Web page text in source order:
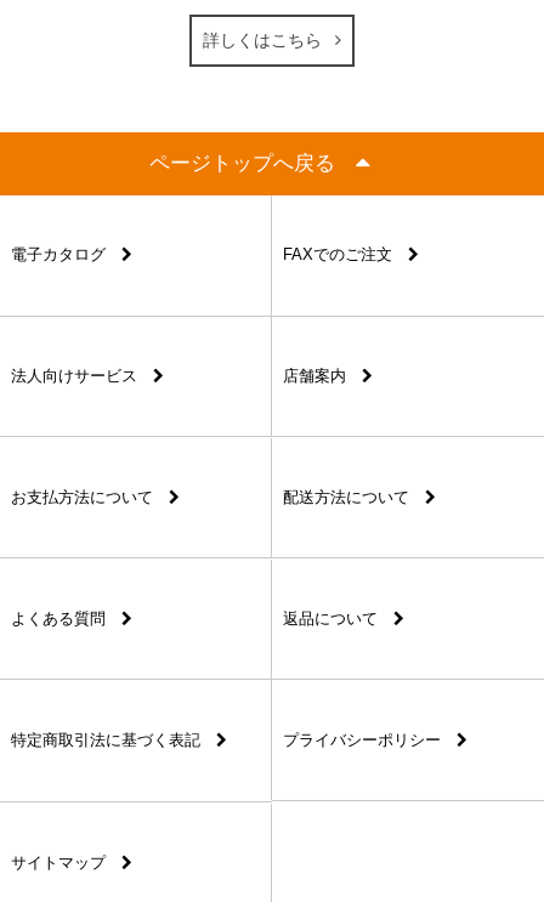
詳しくはこちら
ページトップへ戻る
電子カタログ FAXでのご注文
法人向けサービス 店舗案内
お支払方法について 配送方法について
よくある質問 返品について
特定商取引法に基づく表記 プライバシーポリシー
サイトマップ